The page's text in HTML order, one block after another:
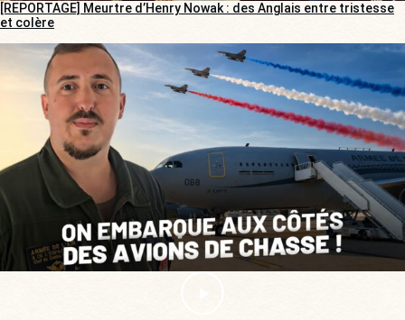
[REPORTAGE] Meurtre d’Henry Nowak : des Anglais entre tristesse
et colère